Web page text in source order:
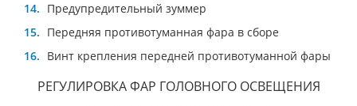
Предупредительный зуммер
Передняя противотуманная фара в сборе
Винт крепления передней противотуманной фары
РЕГУЛИРОВКА ФАР ГОЛОВНОГО ОСВЕЩЕНИЯ